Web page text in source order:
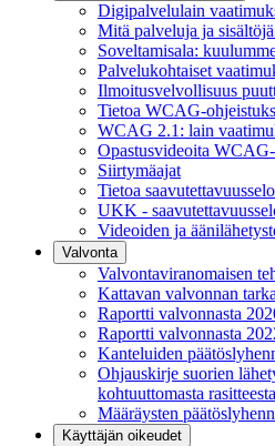
Digipalvelulain
Mitä palveluja ja
Soveltamisala:
Palvelukohtaiset
Ilmoitusvelvollisuus
Tietoa WCAG-
WCAG 2.1: lain
Opastusvideoita
Siirtymäajat
Tietoa
UKK -
Videoiden ja
Valvonta
Valvontaviranomaisen
Kattavan valvonnan
Raportti valvonnasta
Raportti valvonnasta
Kanteluiden
Ohjauskirje suorien
kohtuuttomasta rasitteesta
Määräysten
Käyttäjän oikeudet